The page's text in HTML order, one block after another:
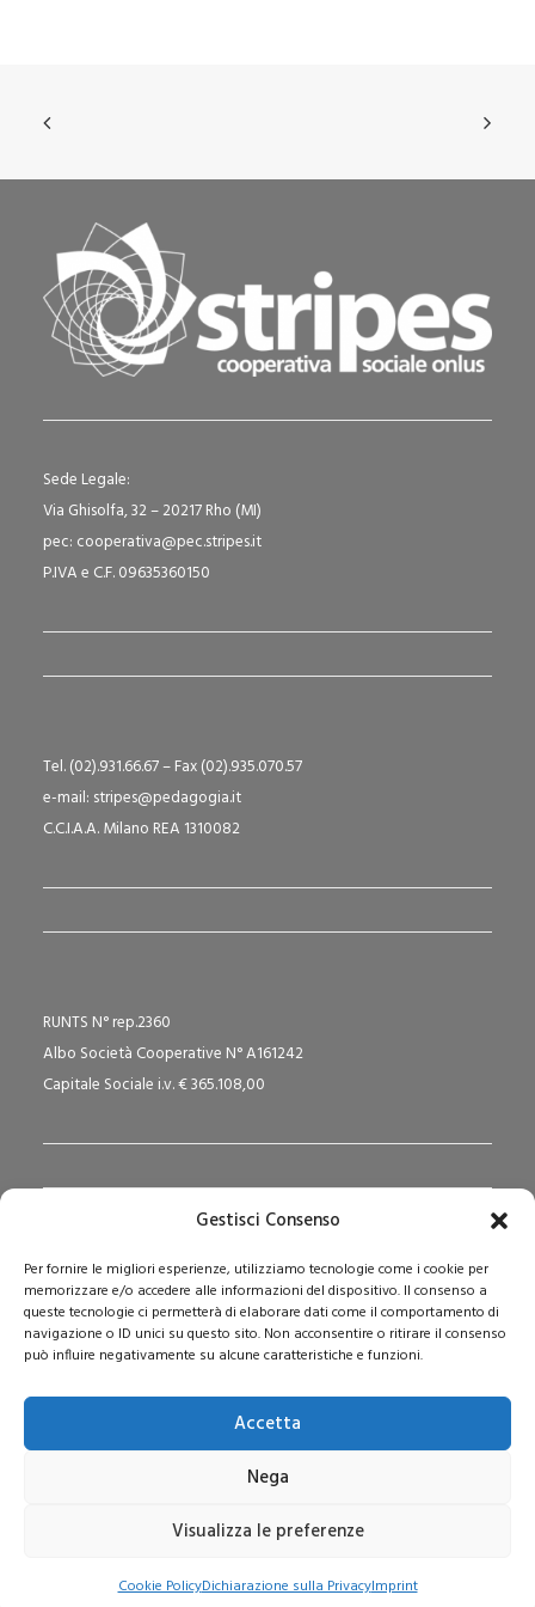
Gestisci Consenso
Per fornire le migliori esperienze, utilizziamo tecnologie come i cookie per
memorizzare e/o accedere alle informazioni del dispositivo. Il consenso a
queste tecnologie ci permetterà di elaborare dati come il comportamento di
navigazione o ID unici su questo sito. Non acconsentire o ritirare il consenso
può influire negativamente su alcune caratteristiche e funzioni.
Accetta
Nega
Visualizza le preferenze
Cookie PolicyDichiarazione sulla PrivacyImprint
Sede Legale:
Via Ghisolfa, 32 – 20217 Rho (MI)
pec: cooperativa@pec.stripes.it
P.IVA e C.F. 09635360150
Tel. (02).931.66.67 – Fax (02).935.070.57
e-mail: stripes@pedagogia.it
C.C.I.A.A. Milano REA 1310082
RUNTS N° rep.2360
Albo Società Cooperative N° A161242
Capitale Sociale i.v. € 365.108,00
Via San Domenico Savio, 6 – 20017 Rho (MI)
Reg. Tribunale: n. 187 del 29/03/97 | ISSN: 1593-2259
Web:www.pedagogia.it
© 2026 Pedagogia.it. Tutti i diritti riservati